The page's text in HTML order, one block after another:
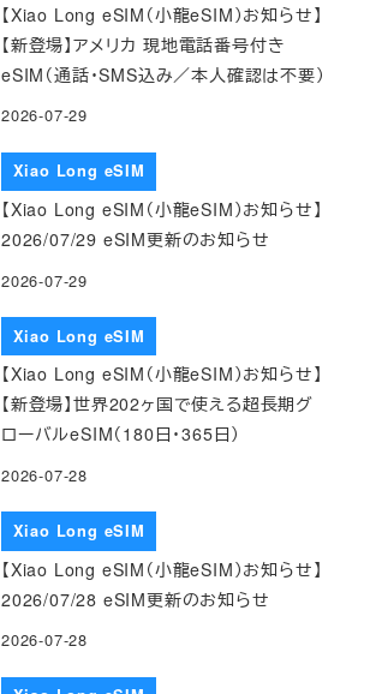
【Xiao Long eSIM（小龍eSIM）お知らせ】
【新登場】アメリカ 現地電話番号付き
eSIM（通話・SMS込み／本人確認は不要）
2026-07-29
Xiao Long eSIM
【Xiao Long eSIM（小龍eSIM）お知らせ】
2026/07/29 eSIM更新のお知らせ
2026-07-29
Xiao Long eSIM
【Xiao Long eSIM（小龍eSIM）お知らせ】
【新登場】世界202ヶ国で使える超長期グ
ローバルeSIM（180日・365日）
2026-07-28
Xiao Long eSIM
【Xiao Long eSIM（小龍eSIM）お知らせ】
2026/07/28 eSIM更新のお知らせ
2026-07-28